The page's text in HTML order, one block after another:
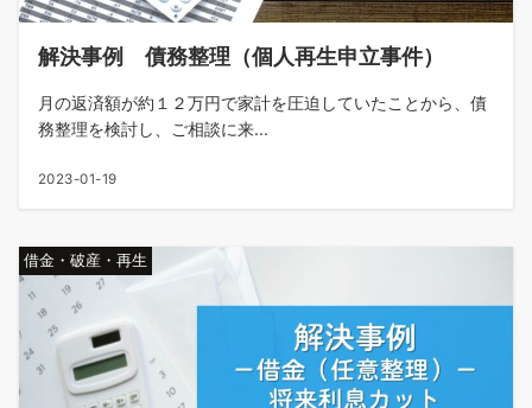
解決事例 債務整理（個人再生申立事件）
月の返済額が約１２万円で家計を圧迫していたことから、債
務整理を検討し、ご相談に来...
2023-01-19
借金・破産・再生